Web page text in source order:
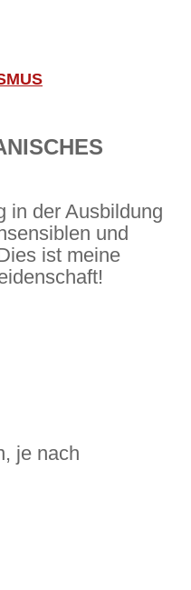
in der Ausbildung
und
ist meine
je nach